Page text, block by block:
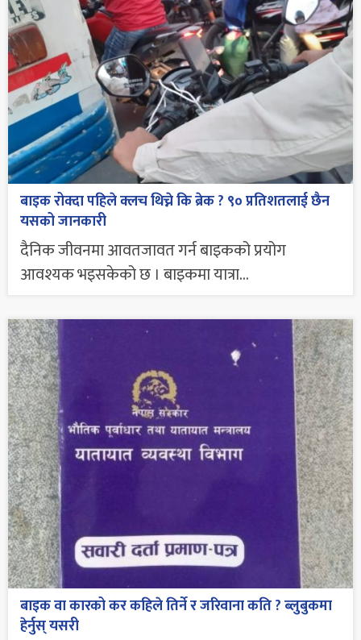
बाइक रोक्दा पहिले क्लच थिच्ने कि ब्रेक ? ९० प्रतिशतलाई छैन
यसको जानकारी
दैनिक जीवनमा आवतजावत गर्न बाइकको प्रयोग
आवश्यक भइसकेको छ । बाइकमा यात्रा...
बाइक वा कारको कर कहिले तिर्ने र जरिवाना कति ? ब्लुबुकमा
हेर्नुस् यसरी